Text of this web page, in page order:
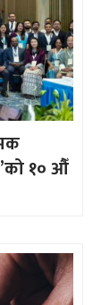
१० औँ